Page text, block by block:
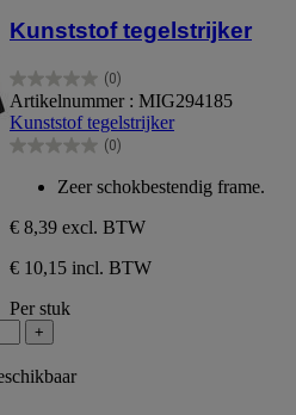
Kunststof tegelstrijker
(0)
0.0
van
de
5
Artikelnummer : MIG294185
Kunststof tegelstrijker
(0)
0.0
5
sterren.
Zeer schokbestendig frame.
€ 8,39 excl. BTW
€ 10,15 incl. BTW
Per stuk
+